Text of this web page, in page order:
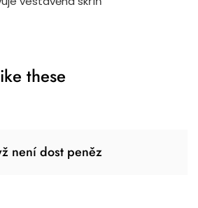
these
není dost peněz